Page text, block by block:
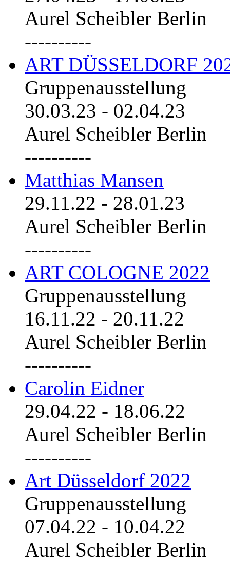
Aurel Scheibler Berlin
----------
ART DÜSSELDORF
Gruppenausstellung
30.03.23 - 02.04.23
Aurel Scheibler Berlin
----------
Matthias Mansen
29.11.22 - 28.01.23
Aurel Scheibler Berlin
----------
ART COLOGNE 2022
Gruppenausstellung
16.11.22 - 20.11.22
Aurel Scheibler Berlin
----------
Carolin Eidner
29.04.22 - 18.06.22
Aurel Scheibler Berlin
----------
Art Düsseldorf 2022
Gruppenausstellung
07.04.22 - 10.04.22
Aurel Scheibler Berlin